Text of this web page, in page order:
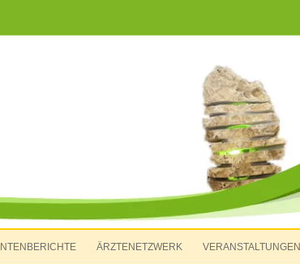
Zum Inhalt springen
ÄRZTENETZWERK VERANSTALTUNGEN